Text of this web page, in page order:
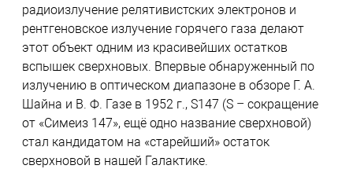
радиоизлучение релятивистских электронов и
рентгеновское излучение горячего газа делают
этот объект одним из красивейших остатков
вспышек сверхновых. Впервые обнаруженный по
излучению в оптическом диапазоне в обзоре Г. А.
Шайна и В. Ф. Газе в 1952 г., S147 (S – сокращение
от «Симеиз 147», ещё одно название сверхновой)
стал кандидатом на «старейший» остаток
сверхновой в нашей Галактике.